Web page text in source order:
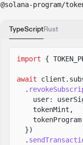
@solana-program/
TypeScriptRust
import {
await
.
user:
tokenMint,
})
.